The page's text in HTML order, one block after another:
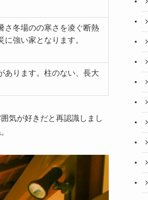
さ冬場のの寒さを凌ぐ断熱
強い家となります。
あります。柱のない、長大
気が好きだと再認識しまし